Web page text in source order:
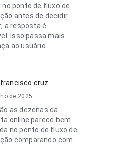
ponto de fluxo de
antes de decidir
a resposta é
Isso passa mais
ao usuário.
francisco.cruz
de 2025
as dezenas da
online parece bem
no ponto de fluxo de
comparando com